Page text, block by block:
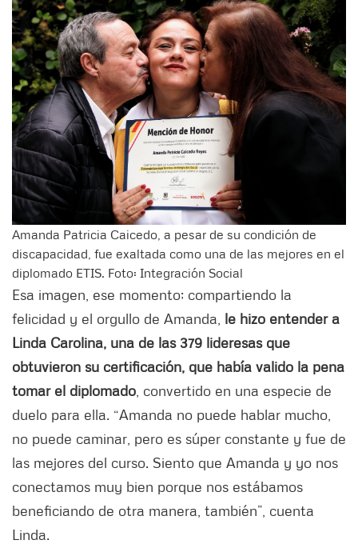
Amanda Patricia Caicedo, a pesar de su condición de
discapacidad, fue exaltada como una de las mejores en el
diplomado ETIS. Foto: Integración Social
Esa imagen, ese momento; compartiendo la
felicidad y el orgullo de Amanda, le hizo entender a
Linda Carolina, una de las 379 lideresas que
obtuvieron su certificación, que había valido la pena
tomar el diplomado , convertido en una especie de
duelo para ella. “Amanda no puede hablar mucho,
no puede caminar, pero es súper constante y fue de
las mejores del curso. Siento que Amanda y yo nos
conectamos muy bien porque nos estábamos
beneficiando de otra manera, también”, cuenta
Linda.